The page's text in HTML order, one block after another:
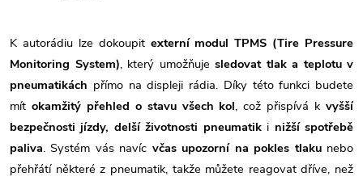
K autorádiu lze dokoupit externí modul TPMS (Tire Pressure
Monitoring System), který umožňuje sledovat tlak a teplotu v
pneumatikách přímo na displeji rádia. Díky této funkci budete
mít okamžitý přehled o stavu všech kol, což přispívá k vyšší
bezpečnosti jízdy, delší životnosti pneumatik i nižší spotřebě
paliva. Systém vás navíc včas upozorní na pokles tlaku nebo
přehřátí některé z pneumatik, takže můžete reagovat dříve, než